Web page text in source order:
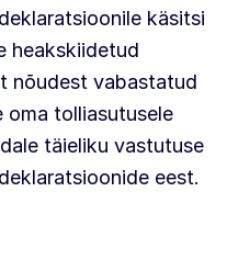
käsitsi
heakskiidetud
nõudest vabastatud
oma tolliasutusele
täieliku vastutuse
eest.